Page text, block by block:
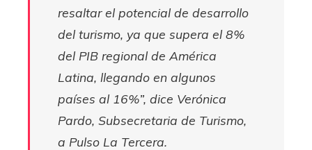
resaltar el potencial de desarrollo
del turismo, ya que supera el 8%
del PIB regional de América
Latina, llegando en algunos
países al 16%”, dice Verónica
Pardo, Subsecretaria de Turismo,
a Pulso La Tercera.